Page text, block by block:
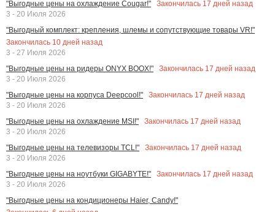
"Выгодные цены на охлаждение Cougar!"
Закончилась 17 дней назад
3 - 20 Июля 2026
"Выгодный комплект: крепления, шлемы и сопутствующие товары VR!"
Закончилась 10 дней назад
3 - 27 Июля 2026
"Выгодные цены на ридеры ONYX BOOX!"
Закончилась 17 дней назад
3 - 20 Июля 2026
"Выгодные цены на корпуса Deepcool!"
Закончилась 17 дней назад
3 - 20 Июля 2026
"Выгодные цены на охлаждение MSI!"
Закончилась 17 дней назад
3 - 20 Июля 2026
"Выгодные цены на телевизоры TCL!"
Закончилась 17 дней назад
3 - 20 Июля 2026
"Выгодные цены на ноутбуки GIGABYTE!"
Закончилась 17 дней назад
3 - 20 Июля 2026
"Выгодные цены на кондиционеры Haier, Candy!"